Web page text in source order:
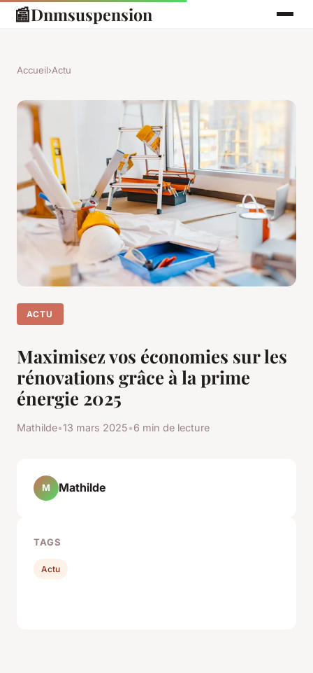
📰Dnmsuspension
Accueil›Actu
ACTU
Maximisez vos économies sur les
rénovations grâce à la prime
énergie 2025
Mathilde•13 mars 2025•6 min de lecture
M Mathilde
TAGS
Actu